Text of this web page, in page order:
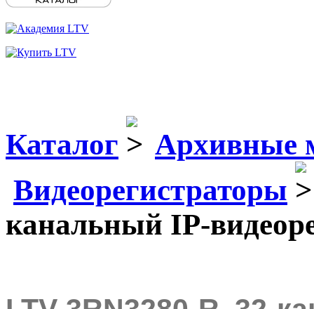
Каталог
Архивные
Видеорегистраторы
канальный IP-